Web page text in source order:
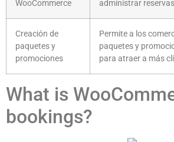
WooCommerce
administrar
Creación de
paquetes y
promociones
Permite a los
paquetes y
para atraer a más
What is
bookings?